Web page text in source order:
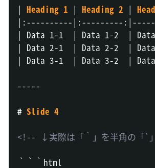
| Heading 1 | Heading 2 |
| :---------- | :---------: |
| Data 1-1 | Data 1-2 |
| Data 2-1 | Data 2-2 |
| Data 3-1 | Data 3-2 |
-----
# Slide 4
<!-- ↓実際は「｀」を半角の「`